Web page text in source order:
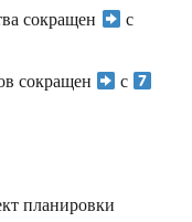
сокращен
с
сокращен
с
планировки